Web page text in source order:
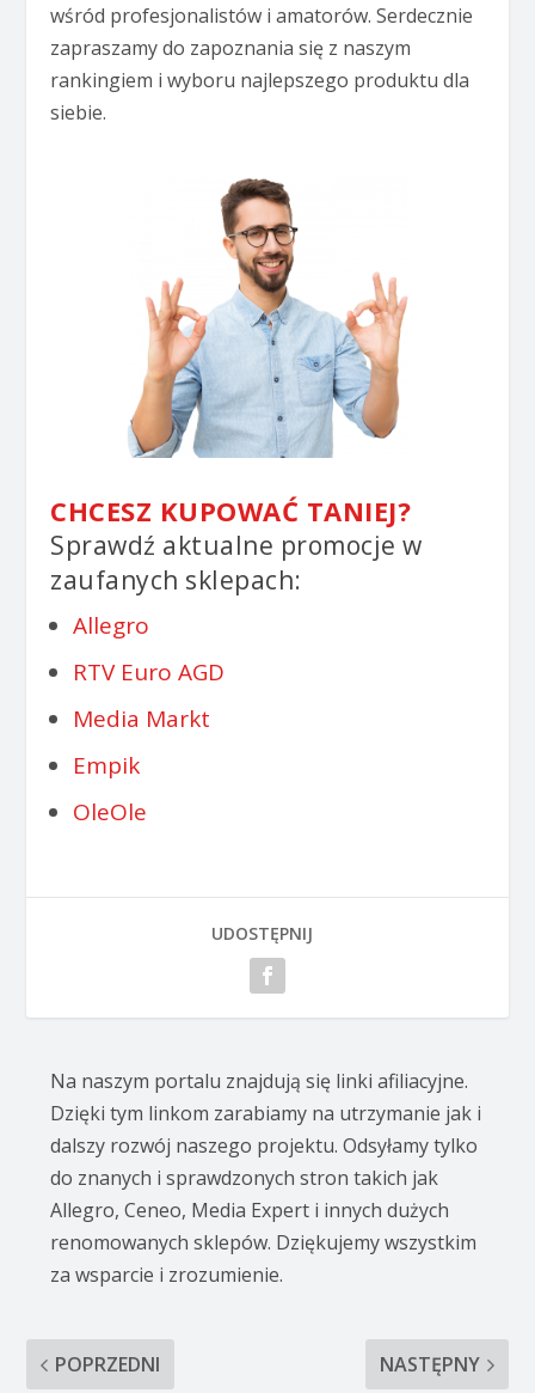
wśród profesjonalistów i amatorów. Serdecznie
zapraszamy do zapoznania się z naszym
rankingiem i wyboru najlepszego produktu dla
siebie.
CHCESZ KUPOWAĆ TANIEJ?
Sprawdź aktualne promocje w
zaufanych sklepach:
Allegro
RTV Euro AGD
Media Markt
Empik
OleOle
UDOSTĘPNIJ
Na naszym portalu znajdują się linki afiliacyjne.
Dzięki tym linkom zarabiamy na utrzymanie jak i
dalszy rozwój naszego projektu. Odsyłamy tylko
do znanych i sprawdzonych stron takich jak
Allegro, Ceneo, Media Expert i innych dużych
renomowanych sklepów. Dziękujemy wszystkim
za wsparcie i zrozumienie.
POPRZEDNI NASTĘPNY